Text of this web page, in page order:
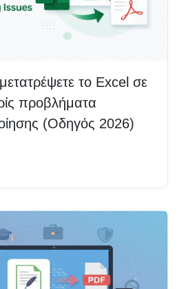
το Excel σε
προβλήματα
(Οδηγός 2026)